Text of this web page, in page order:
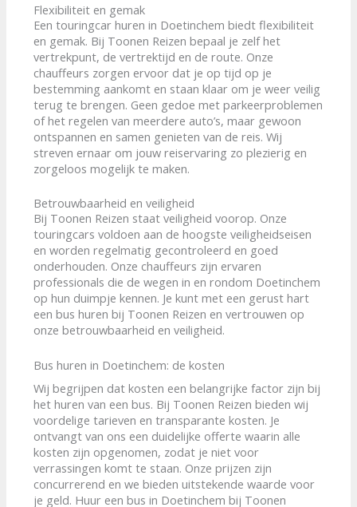
Flexibiliteit en gemak
Een touringcar huren in Doetinchem biedt flexibiliteit
en gemak. Bij Toonen Reizen bepaal je zelf het
vertrekpunt, de vertrektijd en de route. Onze
chauffeurs zorgen ervoor dat je op tijd op je
bestemming aankomt en staan klaar om je weer veilig
terug te brengen. Geen gedoe met parkeerproblemen
of het regelen van meerdere auto’s, maar gewoon
ontspannen en samen genieten van de reis. Wij
streven ernaar om jouw reiservaring zo plezierig en
zorgeloos mogelijk te maken.
Betrouwbaarheid en veiligheid
Bij Toonen Reizen staat veiligheid voorop. Onze
touringcars voldoen aan de hoogste veiligheidseisen
en worden regelmatig gecontroleerd en goed
onderhouden. Onze chauffeurs zijn ervaren
professionals die de wegen in en rondom Doetinchem
op hun duimpje kennen. Je kunt met een gerust hart
een bus huren bij Toonen Reizen en vertrouwen op
onze betrouwbaarheid en veiligheid.
Bus huren in Doetinchem: de kosten
Wij begrijpen dat kosten een belangrijke factor zijn bij
het huren van een bus. Bij Toonen Reizen bieden wij
voordelige tarieven en transparante kosten. Je
ontvangt van ons een duidelijke offerte waarin alle
kosten zijn opgenomen, zodat je niet voor
verrassingen komt te staan. Onze prijzen zijn
concurrerend en we bieden uitstekende waarde voor
je geld. Huur een bus in Doetinchem bij Toonen